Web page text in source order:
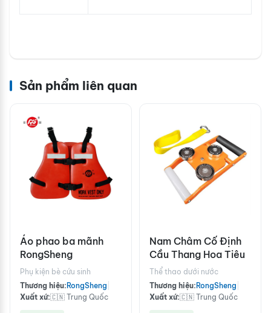
Sản phẩm liên quan
Áo phao ba mãnh
RongSheng
Phụ kiện bè cứu sinh
Thương hiệu: RongSheng
Xuất xứ:🇨🇳 Trung Quốc
Nam Châm Cố Định
Cầu Thang Hoa Tiêu
Thể thao dưới nước
Thương hiệu: RongSheng
Xuất xứ:🇨🇳 Trung Quốc